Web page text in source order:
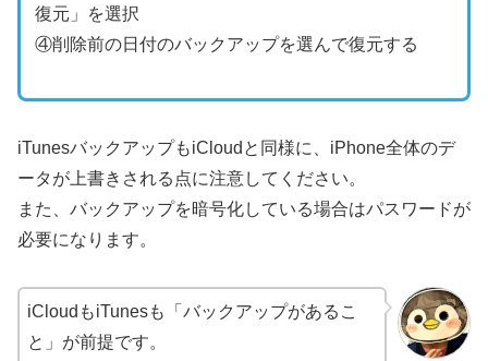
復元」を選択
④削除前の日付のバックアップを選んで復元する
iTunesバックアップもiCloudと同様に、iPhone全体のデ
ータが上書きされる点に注意してください。
また、バックアップを暗号化している場合はパスワードが
必要になります。
iCloudもiTunesも「バックアップがあるこ
と」が前提です。